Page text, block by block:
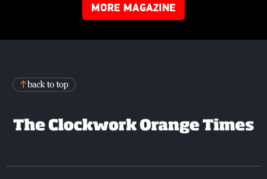
MORE MAGAZINE